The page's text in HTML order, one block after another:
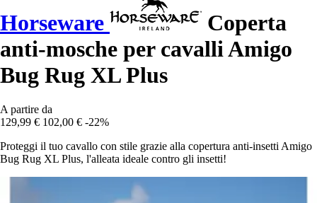
Horseware
Coperta
anti-mosche per cavalli Amigo
Bug Rug XL Plus
A partire da
129,99 € 102,00 € -22%
Proteggi il tuo cavallo con stile grazie alla copertura anti-insetti Amigo
Bug Rug XL Plus, l'alleata ideale contro gli insetti!